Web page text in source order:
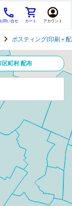
お問い合せ カート アカウント
ポスティング(印刷＋
区町村 配布